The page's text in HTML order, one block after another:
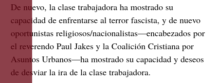
De nuevo, la clase trabajadora ha mostrado su
capacidad de enfrentarse al terror fascista, y de nuevo
oportunistas religiosos/nacionalistas—encabezados por
el reverendo Paul Jakes y la Coalición Cristiana por
Asuntos Urbanos—ha mostrado su capacidad y deseos
de desviar la ira de la clase trabajadora.